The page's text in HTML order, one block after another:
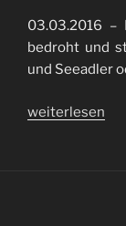
03.03.2016 –
bedroht und
und Seeadler
„Tag
weiterlesen